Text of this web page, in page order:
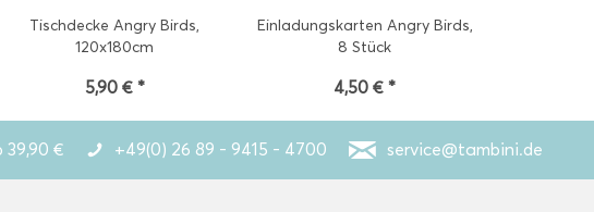
Tischdecke Angry Birds,
120x180cm
5,90 € *
Einladungskarten Angry Birds,
8 Stück
4,50 € *
39,90 € +49(0) 26 89 - 9415 - 4700 service@tambini.de